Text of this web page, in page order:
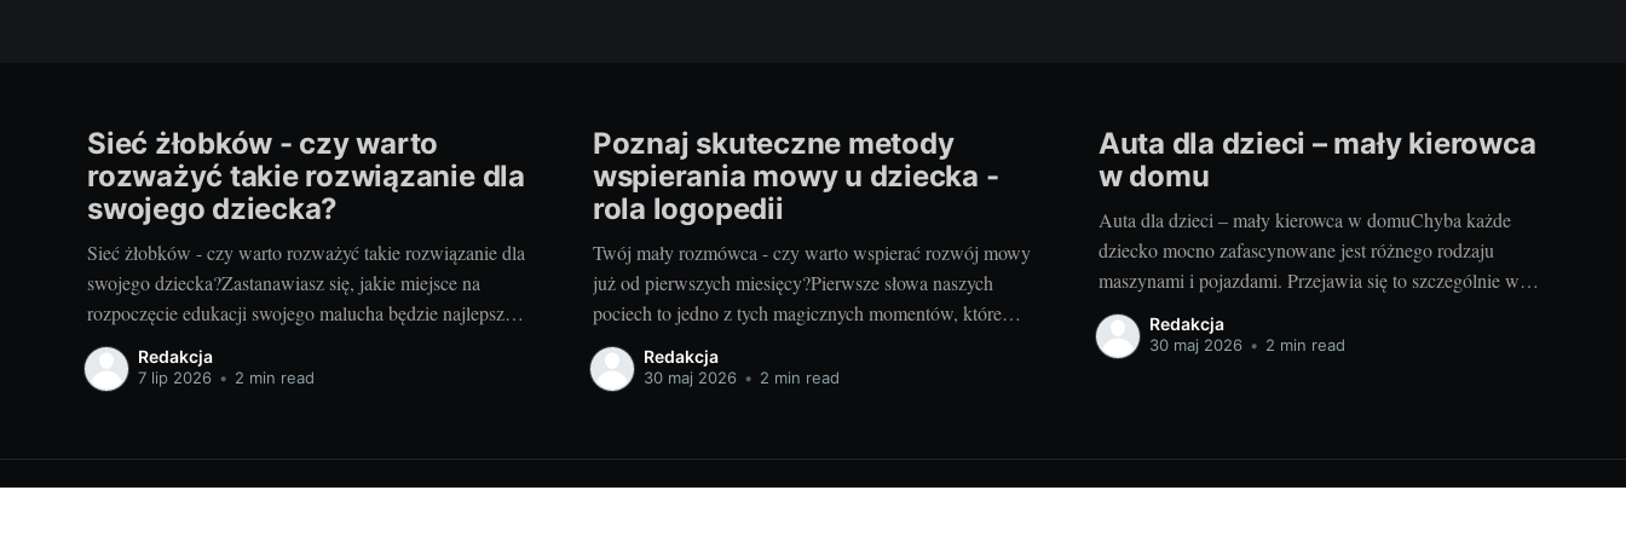
Sieć żłobków - czy warto
rozważyć takie rozwiązanie dla
swojego dziecka?
Sieć żłobków - czy warto rozważyć takie rozwiązanie dla
swojego dziecka?Zastanawiasz się, jakie miejsce na
rozpoczęcie edukacji swojego malucha będzie najlepsze?
Czy zdecydować się na małą, lokalną placówkę, czy
zainwestować w sieć żłobków? Taki dylemat to
Redakcja
7 lip 2026 • 2 min read
Poznaj skuteczne metody
wspierania mowy u dziecka -
rola logopedii
Twój mały rozmówca - czy warto wspierać rozwój mowy
już od pierwszych miesięcy?Pierwsze słowa naszych
pociech to jedno z tych magicznych momentów, które
niezapomniane zapisują się w rodzicielskiej pamięci. Czy
wiedzieliście jednak, że rozwój mowy dziecka zaczyna
Redakcja
30 maj 2026 • 2 min read
Auta dla dzieci – mały kierowca
w domu
Auta dla dzieci – mały kierowca w domuChyba każde
dziecko mocno zafascynowane jest różnego rodzaju
maszynami i pojazdami. Przejawia się to szczególnie w
okresie, gdy dzieci zaczynają samodzielnie poruszać się
po przestrzeni, zarówno na czworakach, jak i na dwóch
Redakcja
30 maj 2026 • 2 min read